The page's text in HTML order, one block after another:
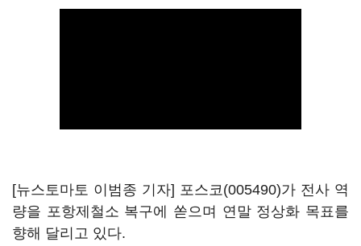
[뉴스토마토 이범종 기자] 포스코(005490)가 전사 역
량을 포항제철소 복구에 쏟으며 연말 정상화 목표를
향해 달리고 있다.